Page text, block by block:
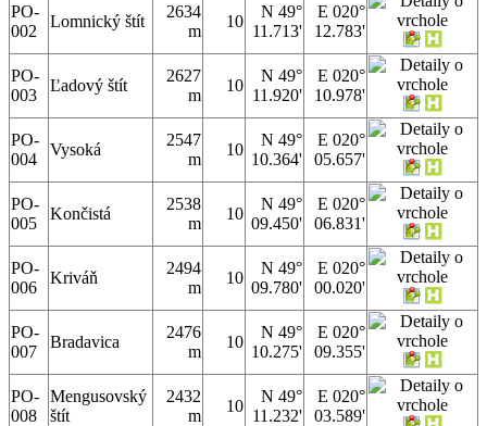
PO-
002
Lomnický štít
2634
m
10
N 49°
11.713'
E 020°
12.783'
PO-
003
Ľadový štít
2627
m
10
N 49°
11.920'
E 020°
10.978'
PO-
004
Vysoká
2547
m
10
N 49°
10.364'
E 020°
05.657'
PO-
005
Končistá
2538
m
10
N 49°
09.450'
E 020°
06.831'
PO-
006
Kriváň
2494
m
10
N 49°
09.780'
E 020°
00.020'
PO-
007
Bradavica
2476
m
10
N 49°
10.275'
E 020°
09.355'
PO-
008
Mengusovský
štít
2432
m
10
N 49°
11.232'
E 020°
03.589'